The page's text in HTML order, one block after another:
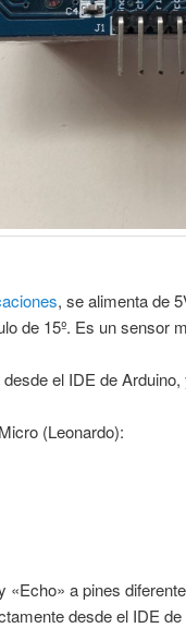
, se alimenta de
de 15º. Es un sensor
el IDE de
(Leonardo):
«Echo» a pines
desde el IDE